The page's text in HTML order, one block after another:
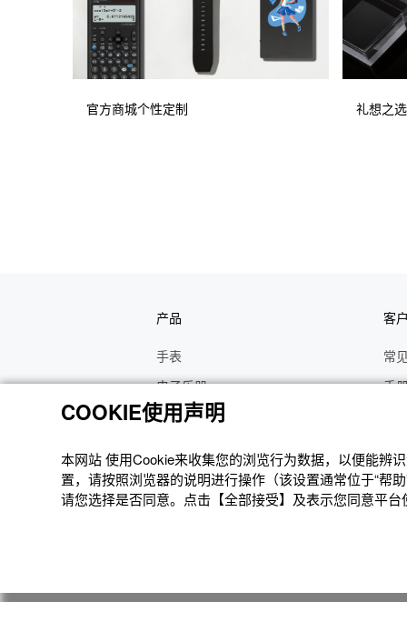
官方商城个性定制 礼想之选
产品
手表
电子乐器
函数计算器
电子辞典
Moflin
客
常
手
修
COOKIE使用声明
本网站 使⽤Cookie来收集您的浏览⾏为数据，以便能辨
置，请按照浏览器的说明进⾏操作（该设置通常位于“帮
请您选择是否同意。点击【全部接受】及表示您同意平